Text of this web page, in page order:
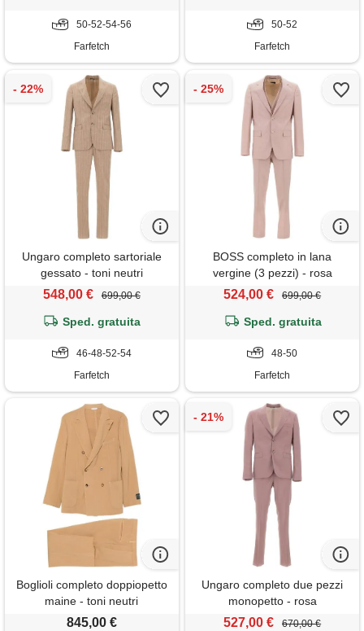
50-52-54-56
Farfetch
50-52
Farfetch
Ungaro completo sartoriale
gessato - toni neutri
548,00 € 699,00 €
Sped. gratuita
46-48-52-54
Farfetch
BOSS completo in lana
vergine (3 pezzi) - rosa
524,00 € 699,00 €
Sped. gratuita
48-50
Farfetch
Boglioli completo doppiopetto
maine - toni neutri
845,00 €
Ungaro completo due pezzi
monopetto - rosa
527,00 € 670,00 €